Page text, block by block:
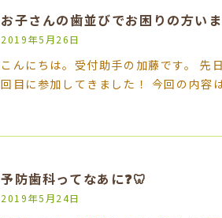
お子さんの歯並びでお困りの方い
2019年5月26日
こんにちは。受付助手の加藤です。 先
回目に参加してきました！ 今回の内容
予防歯科ってなあに❓🦷
2019年5月24日